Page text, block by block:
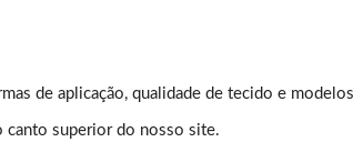
de aplicação, qualidade de tecido e
canto superior do nosso site.